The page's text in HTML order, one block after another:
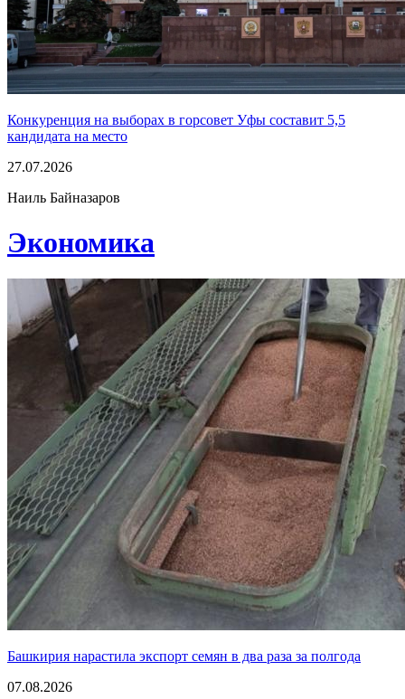
Конкуренция на выборах в горсовет Уфы составит 5,5
кандидата на место
27.07.2026
Наиль Байназаров
Экономика
Башкирия нарастила экспорт семян в два раза за полгода
07.08.2026